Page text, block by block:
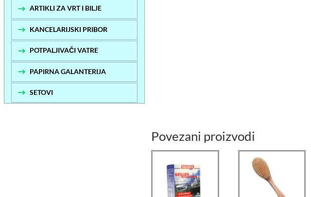
ARTIKLI ZA VRT I BILJE
KANCELARIJSKI PRIBOR
POTPALJIVAČI VATRE
PAPIRNA GALANTERIJA
SETOVI
Povezani proizvodi